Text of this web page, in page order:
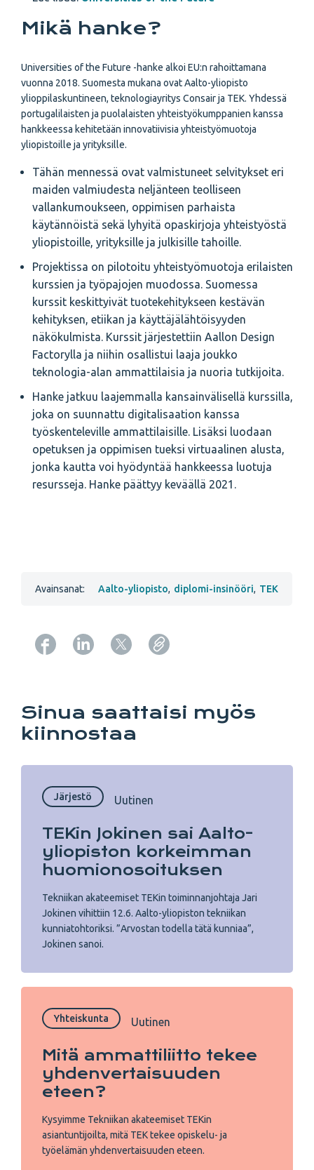
Mikä hanke?
Universities of the Future -hanke alkoi EU:n rahoittamana
vuonna 2018. Suomesta mukana ovat Aalto-yliopisto
ylioppilaskuntineen, teknologiayritys Consair ja TEK. Yhdessä
portugalilaisten ja puolalaisten yhteistyökumppanien kanssa
hankkeessa kehitetään innovatiivisia yhteistyömuotoja
yliopistoille ja yrityksille.
Tähän mennessä ovat valmistuneet selvitykset eri
maiden valmiudesta neljänteen teolliseen
vallankumoukseen, oppimisen parhaista
käytännöistä sekä lyhyitä opaskirjoja yhteistyöstä
yliopistoille, yrityksille ja julkisille tahoille.
Projektissa on pilotoitu yhteistyömuotoja erilaisten
kurssien ja työpajojen muodossa. Suomessa
kurssit keskittyivät tuotekehitykseen kestävän
kehityksen, etiikan ja käyttäjälähtöisyyden
näkökulmista. Kurssit järjestettiin Aallon Design
Factorylla ja niihin osallistui laaja joukko
teknologia-alan ammattilaisia ja nuoria tutkijoita.
Hanke jatkuu laajemmalla kansainvälisellä kurssilla,
joka on suunnattu digitalisaation kanssa
työskenteleville ammattilaisille. Lisäksi luodaan
opetuksen ja oppimisen tueksi virtuaalinen alusta,
jonka kautta voi hyödyntää hankkeessa luotuja
resursseja. Hanke päättyy keväällä 2021.
Avainsanat: Aalto-yliopisto, diplomi-insinööri, TEK
Sinua saattaisi myös
kiinnostaa
Järjestö Uutinen
TEKin Jokinen sai Aalto-
yliopiston korkeimman
huomionosoituksen
Tekniikan akateemiset TEKin toiminnanjohtaja Jari
Jokinen vihittiin 12.6. Aalto-yliopiston tekniikan
kunniatohtoriksi. ”Arvostan todella tätä kunniaa”,
Jokinen sanoi.
Yhteiskunta Uutinen
Mitä ammattiliitto tekee
yhdenvertaisuuden
eteen?
Kysyimme Tekniikan akateemiset TEKin
asiantuntijoilta, mitä TEK tekee opiskelu- ja
työelämän yhdenvertaisuuden eteen.